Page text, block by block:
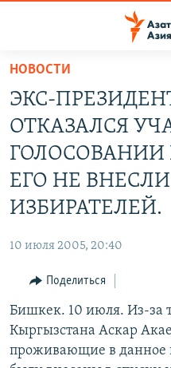
Вернуться
основному
содержанию
Вернутся
главной
навигации
КЫРГЫЗСТАН
УЗБЕКИСТАН
ТАДЖИКИСТАН
ВОЙНА В УКРАИНЕ
НА ДРУГИХ ЯЗЫКАХ
ҚАЗАҚША
ТОҶИКӢ
TÜRKMENÇE
ПОДПИШИТЕСЬ НА НАС В
Все сайты РСЕ/РС
НОВОСТИ
ЭКС-
ОТКАЗАЛСЯ
ГОЛОСОВАНИИ
ЕГО НЕ
ИЗБИРАТЕЛЕЙ.
10 июля 2005, 20:40
Поделиться
Бишкек. 10 июля. Из-за
Кыргызстана Аскар
проживающие в данное